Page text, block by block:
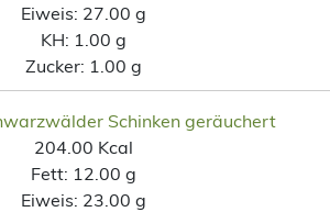
Eiweis: 27.00 g
KH: 1.00 g
Zucker: 1.00 g
Schinken geräuchert
204.00 Kcal
Fett: 12.00 g
Eiweis: 23.00 g